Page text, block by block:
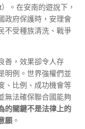
。在安南的遊說下，
政府保護時，安理會
不受種族清洗、戰爭
善，效果卻令人存
明例。世界強權們並
、比例、成功機會等
無法確保聯合國能夠
的關鍵不是法律上的
願 。